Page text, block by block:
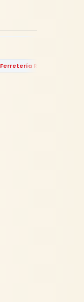
Ferretería Rhino